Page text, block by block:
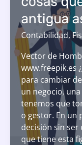
antigua
Contabilidad,
Vector de
www.freepik.es
para cambiar
un negocio,
tenemos que
o gestor. En
decisión sin
que tiene esta